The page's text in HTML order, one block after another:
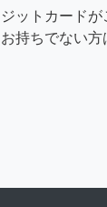
ットカード
持ちでない